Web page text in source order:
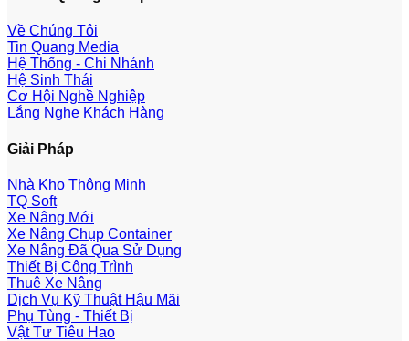
Về Chúng Tôi
Tin Quang Media
Hệ Thống - Chi Nhánh
Hệ Sinh Thái
Cơ Hội Nghề Nghiệp
Lắng Nghe Khách Hàng
Giải Pháp
Nhà Kho Thông Minh
TQ Soft
Xe Nâng Mới
Xe Nâng Chụp Container
Xe Nâng Đã Qua Sử Dụng
Thiết Bị Công Trình
Thuê Xe Nâng
Dịch Vụ Kỹ Thuật Hậu Mãi
Phụ Tùng - Thiết Bị
Vật Tư Tiêu Hao